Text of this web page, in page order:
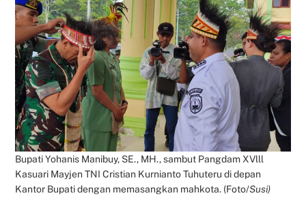
Bupati Yohanis Manibuy, SE., MH., sambut Pangdam XVlll
Kasuari Mayjen TNI Cristian Kurnianto Tuhuteru di depan
Kantor Bupati dengan memasangkan mahkota. (Foto/Susi)